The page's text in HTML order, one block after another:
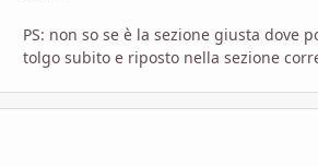
PS: non so se è la sezione giusta dove
tolgo subito e riposto nella sezione